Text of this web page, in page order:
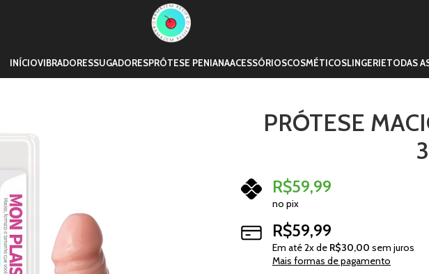
INÍCIOVIBRADORESSUGADORESPRÓTESE PENIANAACESSÓRIOSCOSMÉTICOSLINGERIETODAS
PRÓTESE
R$59,99
no pix
R$59,99
Em até2x de R$30,00 sem juros
Mais formas de pagamento